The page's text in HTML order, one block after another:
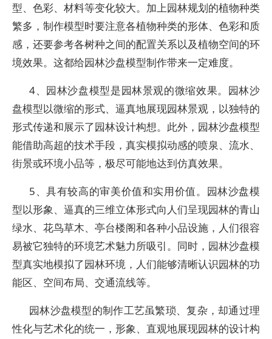
型、色彩、材料等变化较大。加上园林规划的植物种类
繁多，制作模型时要注意各植物种类的形体、色彩和质
感，还要参考各树种之间的配置关系以及植物空间的环
境效果。这都给园林沙盘模型制作带来一定难度。
4、园林沙盘模型是园林景观的微缩效果。园林沙
盘模型以微缩的形式、逼真地展现园林景观，以独特的
形式传递和展示了园林设计构想。此外，园林沙盘模型
能借助高超的技术手段，真实模拟动感的喷泉、流水、
街景或环境小品等，极尽可能地达到仿真效果。
5、具有较高的审美价值和实用价值。园林沙盘模
型以形象、逼真的三维立体形式向人们呈现园林的青山
绿水、花鸟草木、亭台楼阁和各种小品设施，人们很容
易被它独特的环境艺术魅力所吸引。同时，园林沙盘模
型真实地模拟了园林环境，人们能够清晰认识园林的功
能区、空间布局、交通流线等。
园林沙盘模型的制作工艺虽繁琐、复杂，却通过理
性化与艺术化的统一，形象、直观地展现园林的设计构